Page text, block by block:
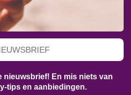
nieuwsbrief! En mis niets van
tips en aanbiedingen.